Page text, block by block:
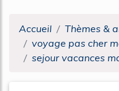
Accueil
Thèmes &
voyage pas cher
sejour vacances